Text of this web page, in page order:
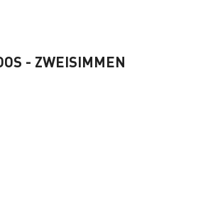
- ZWEISIMMEN